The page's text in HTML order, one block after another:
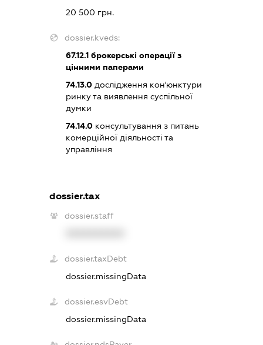
20 500 грн.
dossier.kveds:
67.12.1 брокерські операції з
цінними паперами
74.13.0 дослідження кон'юнктури
ринку та виявлення суспільної
думки
74.14.0 консультування з питань
комерційної діяльності та
управління
dossier.tax
dossier.staff
dossier.taxDebt
dossier.missingData
dossier.esvDebt
dossier.missingData